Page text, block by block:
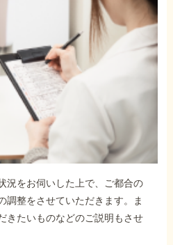
況をお伺いした上で、ご都合の
調整をさせていただきます。ま
きたいものなどのご説明もさせ